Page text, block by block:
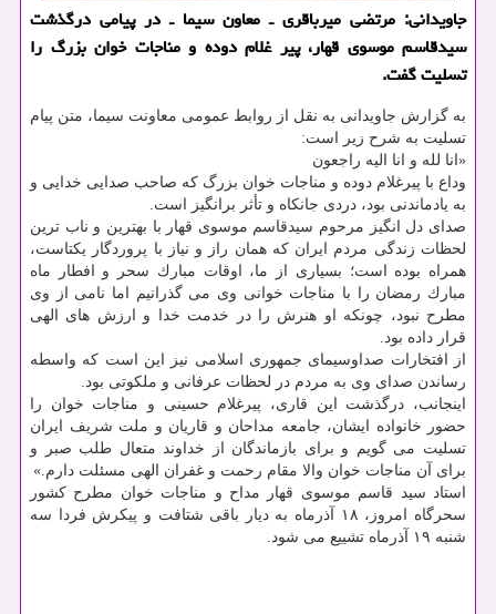
جاویدانی: مرتضی میرباقری ـ معاون سیما ـ در پیامی درگذشت
سیدقاسم موسوی قهار، پیر غلام دوده و مناجات خوان بزرگ را
تسلیت گفت.
به گزارش جاویدانی به نقل از روابط عمومی معاونت سیما، متن پیام
تسلیت به شرح زیر است:
«انا لله و انا الیه راجعون
وداع با پیرغلام دوده و مناجات خوان بزرگ كه صاحب صدایی خدایی و
به یادماندنی بود، دردی جانكاه و تأثر برانگیز است.
صدای دل انگیز مرحوم سیدقاسم موسوی قهار با بهترین و ناب ترین
لحظات زندگی مردم ایران كه همان راز و نیاز با پروردگار یكتاست،
همراه بوده است؛ بسیاری از ما، اوقات مبارك سحر و افطار ماه
مبارك رمضان را با مناجات خوانی وی می گذرانیم اما نامی از وی
مطرح نبود، چونكه او هنرش را در خدمت خدا و ارزش های الهی
قرار داده بود.
از افتخارات صداوسیمای جمهوری اسلامی نیز این است كه واسطه
رساندن صدای وی به مردم در لحظات عرفانی و ملكوتی بود.
اینجانب، درگذشت این قاری، پیرغلام حسینی و مناجات خوان را
حضور خانواده ایشان، جامعه مداحان و قاریان و ملت شریف ایران
تسلیت می گویم و برای بازماندگان از خداوند متعال طلب صبر و
برای آن مناجات خوان والا مقام رحمت و غفران الهی مسئلت دارم.»
استاد سید قاسم موسوی قهار مداح و مناجات خوان مطرح كشور
سحرگاه امروز، ۱۸ آذرماه به دیار باقی شتافت و پیكرش فردا سه
شنبه ۱۹ آذرماه تشییع می شود.